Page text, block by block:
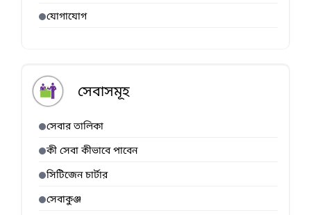
যোগাযোগ
সেবাসমূহ
সেবার তালিকা
কী সেবা কীভাবে পাবেন
সিটিজেন চার্টার
সেবাকুঞ্জ